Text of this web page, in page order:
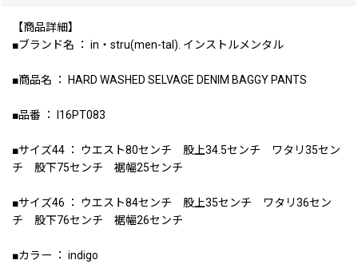
【商品詳細】
■ブランド名 ： in・stru(men-tal). インストルメンタル
■商品名 ： HARD WASHED SELVAGE DENIM BAGGY PANTS
■品番 ： I16PT083
■サイズ44 ： ウエスト80センチ 股上34.5センチ ワタリ35セン
チ 股下75センチ 裾幅25センチ
■サイズ46 ： ウエスト84センチ 股上35センチ ワタリ36セン
チ 股下76センチ 裾幅26センチ
■カラー ： indigo